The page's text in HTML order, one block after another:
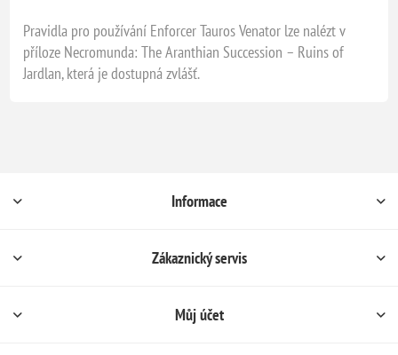
Pravidla pro používání Enforcer Tauros Venator lze nalézt v
příloze Necromunda: The Aranthian Succession – Ruins of
Jardlan, která je dostupná zvlášť.
Informace
Zákaznický servis
Můj účet